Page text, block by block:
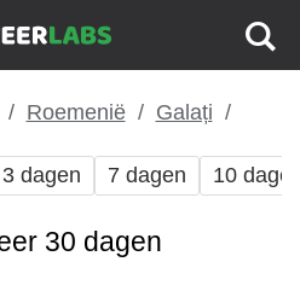
Roemenië Galați
3 dagen 7 dagen 10
30 dagen